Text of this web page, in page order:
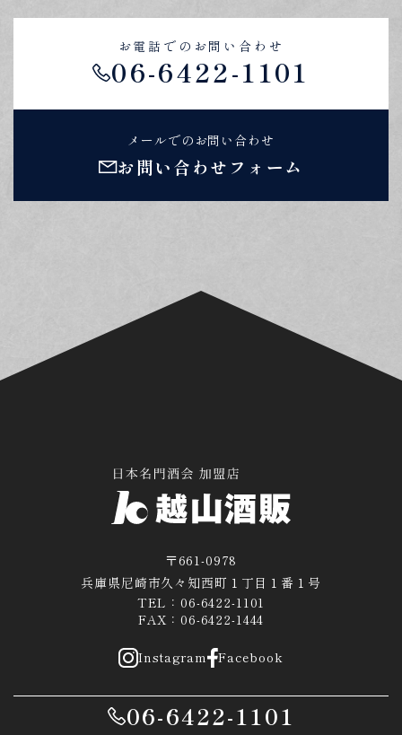
お電話でのお問い合わせ
06-6422-1101
メールでのお問い合わせ
お問い合わせフォーム
〒661-0978
兵庫県尼崎市久々知西町１丁目１番１号
TEL：06-6422-1101
FAX：06-6422-1444
Instagram Facebook
06-6422-1101